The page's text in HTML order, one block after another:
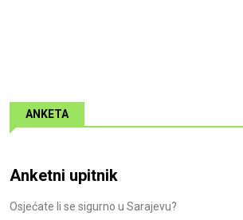
ANKETA
Anketni upitnik
Osjećate li se sigurno u Sarajevu?